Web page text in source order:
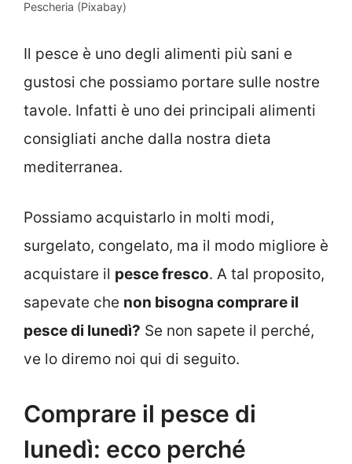
Pescheria (Pixabay)
Il pesce è uno degli alimenti più sani e
gustosi che possiamo portare sulle nostre
tavole. Infatti è uno dei principali alimenti
consigliati anche dalla nostra dieta
mediterranea.
Possiamo acquistarlo in molti modi,
surgelato, congelato, ma il modo migliore è
acquistare il pesce fresco. A tal proposito,
sapevate che non bisogna comprare il
pesce di lunedì? Se non sapete il perché,
ve lo diremo noi qui di seguito.
Comprare il pesce di
lunedì: ecco perché